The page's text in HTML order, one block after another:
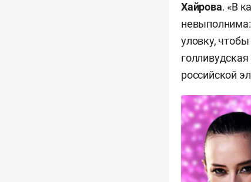
Хайрова. «В
уловку,
российской